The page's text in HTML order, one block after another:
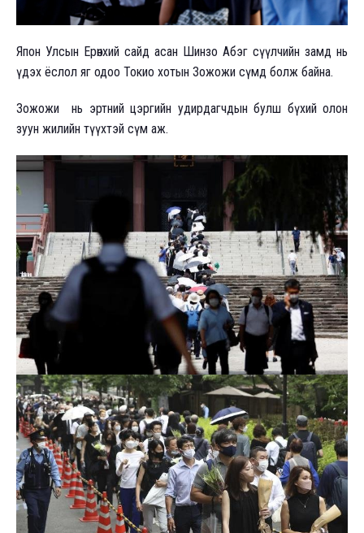
Япон Улсын Ерөнхий сайд асан Шинзо Абэг сүүлчийн замд нь
үдэх ёслол яг одоо Токио хотын Зожожи сүмд болж байна.
Зожожи нь эртний цэргийн удирдагчдын булш бүхий олон
зуун жилийн түүхтэй сүм аж.